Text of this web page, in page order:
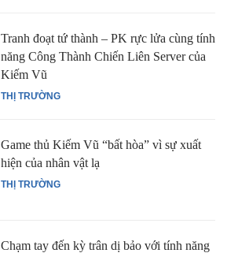
THỊ TRƯỜNG
Tranh đoạt tứ thành – PK rực lửa cùng tính
năng Công Thành Chiến Liên Server của
Kiếm Vũ
THỊ TRƯỜNG
Game thủ Kiếm Vũ “bất hòa” vì sự xuất
hiện của nhân vật lạ
Chạm tay đến kỳ trân dị bảo với tính năng